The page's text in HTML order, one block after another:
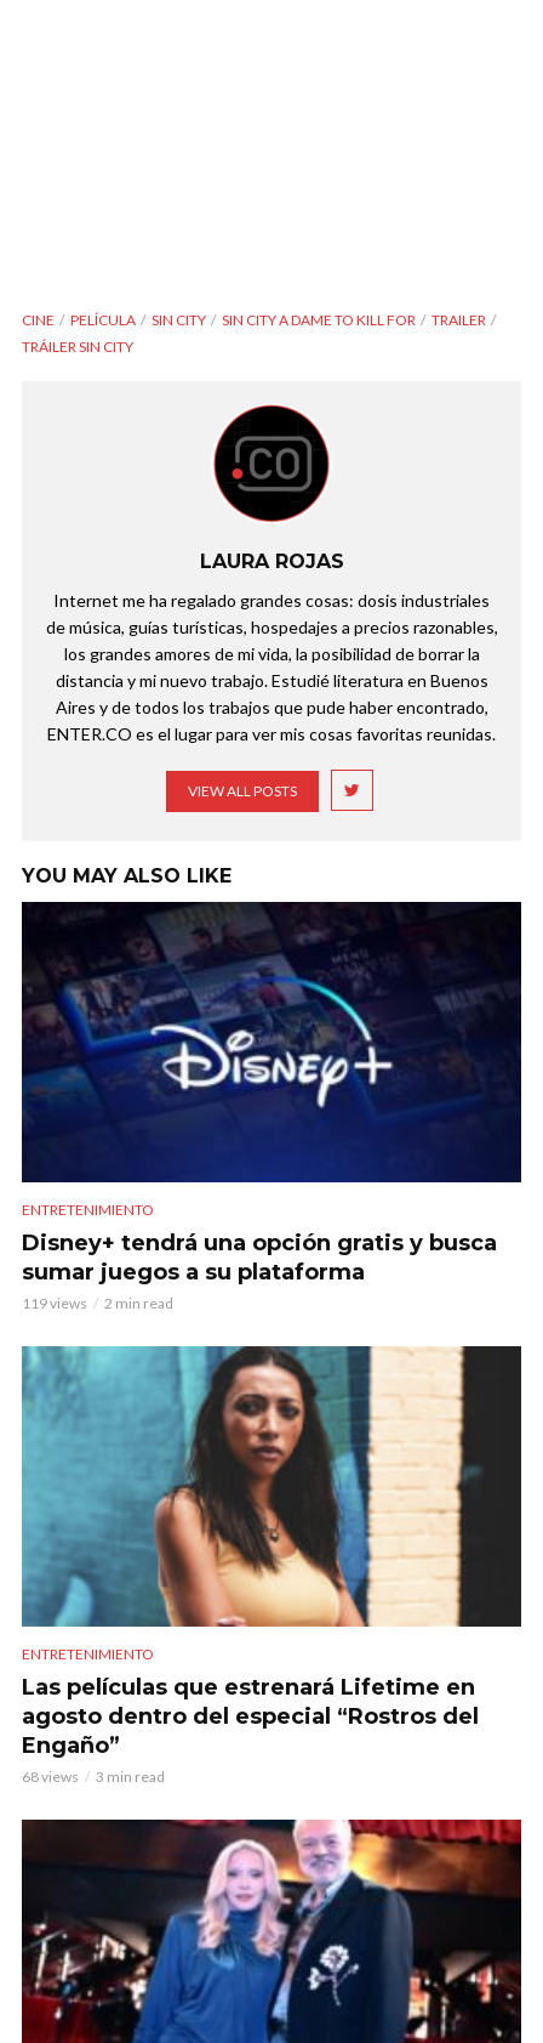
CINE PELÍCULA SIN CITY SIN CITY A DAME TO KILL FOR
TRAILER
TRÁILER SIN CITY
LAURA ROJAS
Internet me ha regalado grandes cosas: dosis industriales
de música, guías turísticas, hospedajes a precios razonables,
los grandes amores de mi vida, la posibilidad de borrar la
distancia y mi nuevo trabajo. Estudié literatura en Buenos
Aires y de todos los trabajos que pude haber encontrado,
ENTER.CO es el lugar para ver mis cosas favoritas reunidas.
VIEW ALL POSTS
YOU MAY ALSO LIKE
ENTRETENIMIENTO
Disney+ tendrá una opción gratis y busca
sumar juegos a su plataforma
119 views 2 min read
ENTRETENIMIENTO
Las películas que estrenará Lifetime en
agosto dentro del especial “Rostros del
Engaño”
68 views 3 min read